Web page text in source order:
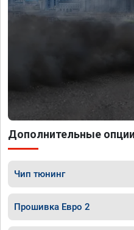
Дополнительные
Чип тюнинг
Прошивка Евро 2